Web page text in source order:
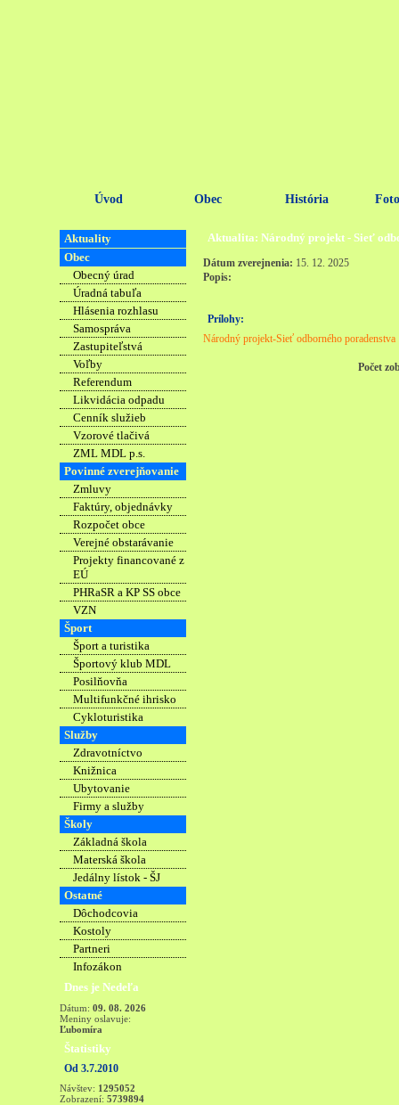
Úvod Obec História
Aktuality
Obec
Obecný úrad
Úradná tabuľa
Hlásenia rozhlasu
Samospráva
Zastupiteľstvá
Voľby
Referendum
Likvidácia odpadu
Cenník služieb
Vzorové tlačivá
ZML MDL p.s.
Povinné zverejňovanie
Zmluvy
Faktúry, objednávky
Rozpočet obce
Verejné obstarávanie
Projekty financované z
EÚ
PHRaSR a KP SS obce
VZN
Šport
Šport a turistika
Športový klub MDL
Posilňovňa
Multifunkčné ihrisko
Cykloturistika
Služby
Zdravotníctvo
Knižnica
Ubytovanie
Firmy a služby
Školy
Základná škola
Materská škola
Jedálny lístok - ŠJ
Ostatné
Dôchodcovia
Kostoly
Partneri
Infozákon
Dnes je Nedeľa
Dátum: 09. 08. 2026
Meniny oslavuje:
Ľubomíra
Štatistiky
Od 3.7.2010
Návštev: 1295052
Zobrazení: 5739894
Aktualita: Národný projekt - Sieť
Dátum zverejnenia: 15. 12. 2025
Popis:
Prílohy:
Národný projekt-Sieť odborného poradenstva
Počet